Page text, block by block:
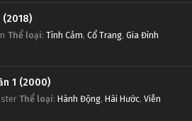
(2018)
Thể loại: Tình Cảm, Cổ Trang, Gia Đình
Vua Trò Chơi Phần 1 (2000)
Thể loại: Hành Động, Hài Hước, Viễn